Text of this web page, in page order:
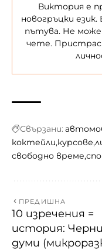
Виктория е
новогръцки
пътува. Не
чете.
Свързани:
коктейли курсове
свободно време
ПРЕДИШНА
10 изречения =
история: Черни
думи